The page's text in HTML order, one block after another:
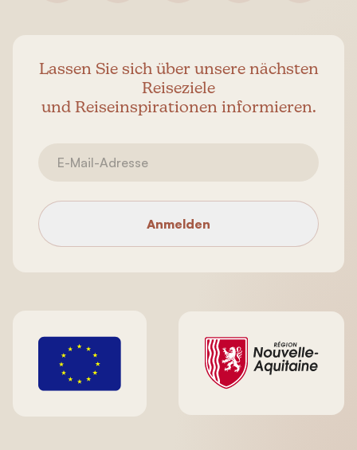
Lassen Sie sich über unsere nächsten
Reiseziele
und Reiseinspirationen informieren.
Anmelden